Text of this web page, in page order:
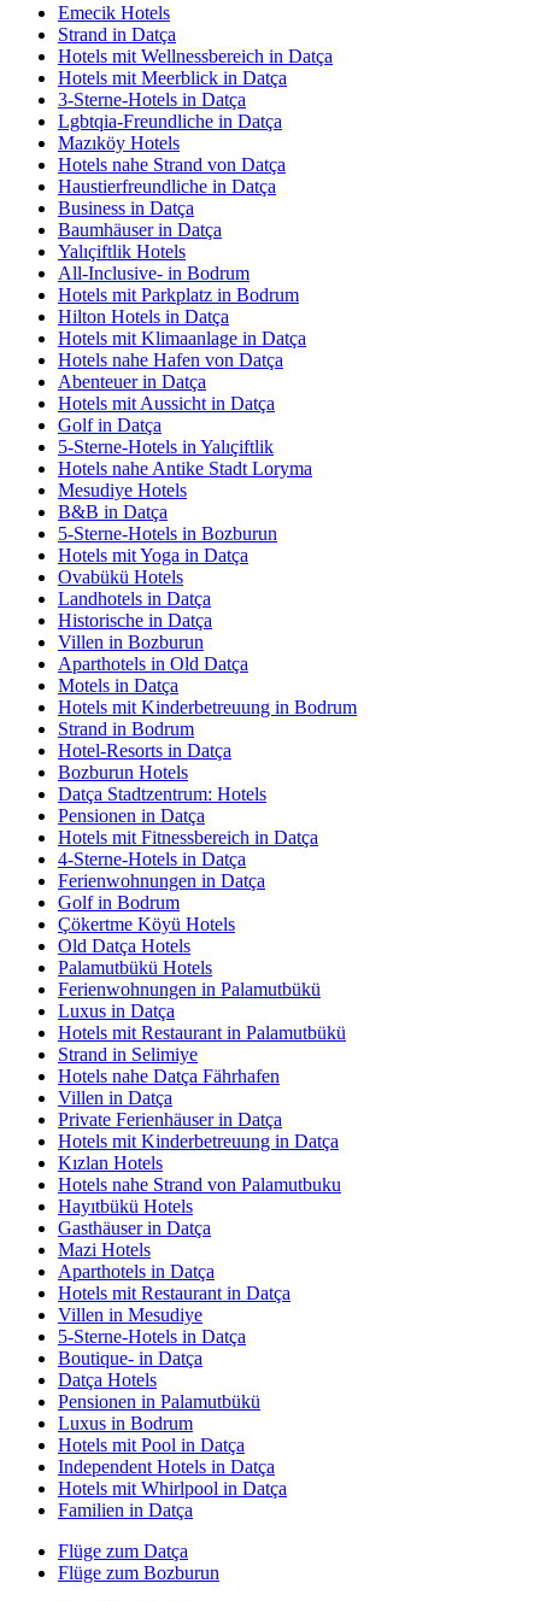
Emecik Hotels
Strand in Datça
Hotels mit Wellnessbereich in Datça
Hotels mit Meerblick in Datça
3-Sterne-Hotels in Datça
Lgbtqia-Freundliche in Datça
Mazıköy Hotels
Hotels nahe Strand von Datça
Haustierfreundliche in Datça
Business in Datça
Baumhäuser in Datça
Yalıçiftlik Hotels
All-Inclusive- in Bodrum
Hotels mit Parkplatz in Bodrum
Hilton Hotels in Datça
Hotels mit Klimaanlage in Datça
Hotels nahe Hafen von Datça
Abenteuer in Datça
Hotels mit Aussicht in Datça
Golf in Datça
5-Sterne-Hotels in Yalıçiftlik
Hotels nahe Antike Stadt Loryma
Mesudiye Hotels
B&B in Datça
5-Sterne-Hotels in Bozburun
Hotels mit Yoga in Datça
Ovabükü Hotels
Landhotels in Datça
Historische in Datça
Villen in Bozburun
Aparthotels in Old Datça
Motels in Datça
Hotels mit Kinderbetreuung in Bodrum
Strand in Bodrum
Hotel-Resorts in Datça
Bozburun Hotels
Datça Stadtzentrum: Hotels
Pensionen in Datça
Hotels mit Fitnessbereich in Datça
4-Sterne-Hotels in Datça
Ferienwohnungen in Datça
Golf in Bodrum
Çökertme Köyü Hotels
Old Datça Hotels
Palamutbükü Hotels
Ferienwohnungen in Palamutbükü
Luxus in Datça
Hotels mit Restaurant in Palamutbükü
Strand in Selimiye
Hotels nahe Datça Fährhafen
Villen in Datça
Private Ferienhäuser in Datça
Hotels mit Kinderbetreuung in Datça
Kızlan Hotels
Hotels nahe Strand von Palamutbuku
Hayıtbükü Hotels
Gasthäuser in Datça
Mazi Hotels
Aparthotels in Datça
Hotels mit Restaurant in Datça
Villen in Mesudiye
5-Sterne-Hotels in Datça
Boutique- in Datça
Datça Hotels
Pensionen in Palamutbükü
Luxus in Bodrum
Hotels mit Pool in Datça
Independent Hotels in Datça
Hotels mit Whirlpool in Datça
Familien in Datça
Flüge zum Datça
Flüge zum Bozburun